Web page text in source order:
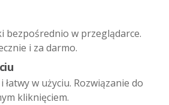
bezpośrednio w przeglądarce.
i za darmo.
łatwy w użyciu. Rozwiązanie do
kliknięciem.